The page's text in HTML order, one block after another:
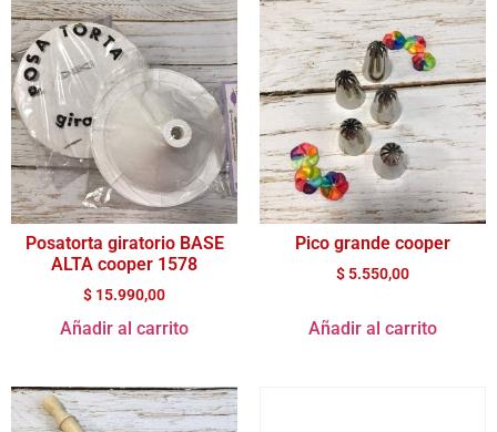
Posatorta giratorio BASE
ALTA cooper 1578
$ 15.990,00
Añadir al carrito
Pico grande cooper
$ 5.550,00
Añadir al carrito